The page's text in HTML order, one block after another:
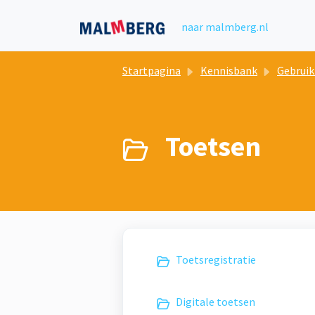
naar malmberg.nl
Startpagina Kennisbank Gebruik online
Toetsen
Toetsregistratie
Digitale toetsen